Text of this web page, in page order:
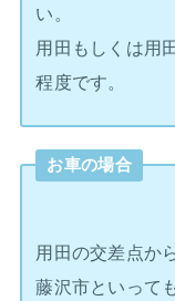
い。
用田もしくは用
程度です。
お車の場合
用田の交差点か
藤沢市といって